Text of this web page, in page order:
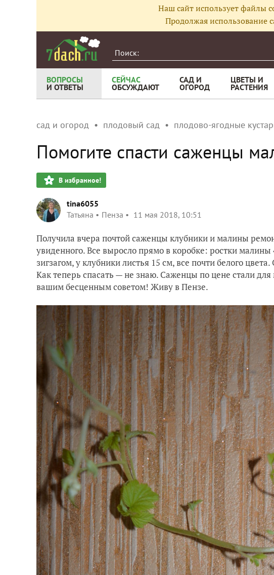
Наш сайт использует файлы
Продолжая использование
ВОПРОСЫ
И ОТВЕТЫ
СЕЙЧАС
ОБСУЖДАЮТ
САД И
ОГОРОД
ЦВЕТЫ И
РАСТЕНИЯ
сад и огород плодовый сад плодово-ягодные
Помогите спасти саженцы
В избранное!
tina6055
Татьяна
Пенза 11 мая 2018, 10:51
Получила вчера почтой саженцы клубники и малины
увиденного. Все выросло прямо в коробке: ростки
зигзагом, у клубники листья 15 см, все почти белого
Как теперь спасать — не знаю. Саженцы по цене стали
вашим бесценным советом! Живу в Пензе.